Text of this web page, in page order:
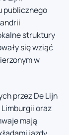
publicznego
struktury
się wziąć
w
przez De Lijn
oraz
mają